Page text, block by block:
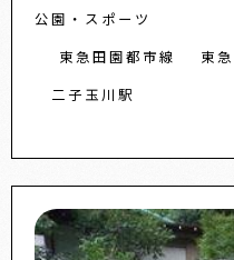
しから船に乗り込みま
公園・スポーツ
東急田園都市線
東
二子玉川駅